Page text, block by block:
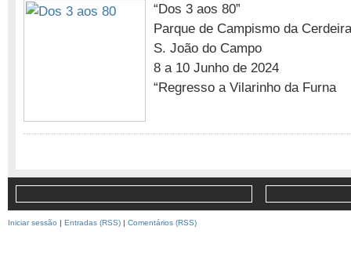
“Dos 3 aos 80”
Parque de Campismo da Cerdeira
S. João do Campo
8 a 10 Junho de 2024
“Regresso a Vilarinho da Furna
Iniciar sessão | Entradas (RSS) | Comentários (RSS)